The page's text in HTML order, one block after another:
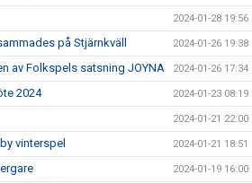
2024-01-28 19:56
på Stjärnkväll 2024-01-26 19:38
av Folkspels satsning JOYNA 2024-01-26 17:34
2024 2024-01-23 08:19
2024-01-21 22:00
vinterspel 2024-01-21 18:51
2024-01-19 16:00